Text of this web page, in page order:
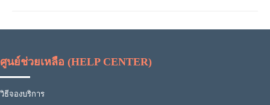
ศูนย์ช่วยเหลือ (HELP CENTER)
วิธีจองบริการ